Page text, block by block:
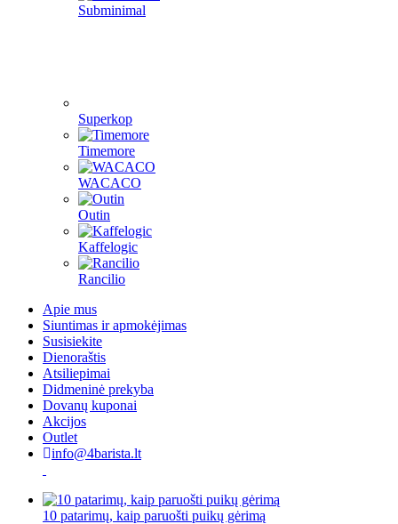
Subminimal
Superkop
Timemore
WACACO
Outin
Kaffelogic
Rancilio
Apie mus
Siuntimas ir apmokėjimas
Susisiekite
Dienoraštis
Atsiliepimai
Didmeninė prekyba
Dovanų kuponai
Akcijos
Outlet
info@4barista.lt
10 patarimų, kaip paruošti puikų gėrimą